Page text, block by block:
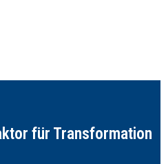
für Transformation